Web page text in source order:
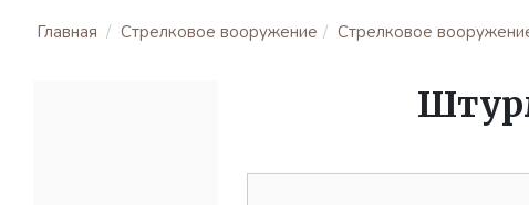
Главная Стрелковое вооружение Стрелковое